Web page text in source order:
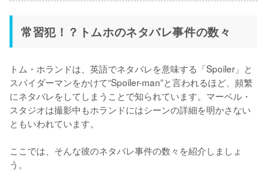
常習犯！？トムホのネタバレ事件の数々
トム・ホランドは、英語でネタバレを意味する「Spoiler」と
スパイダーマンをかけて“Spoiler-man”と言われるほど、頻繁
にネタバレをしてしまうことで知られています。マーベル・
スタジオは撮影中もホランドにはシーンの詳細を明かさない
ともいわれています。
ここでは、そんな彼のネタバレ事件の数々を紹介しましょ
う。